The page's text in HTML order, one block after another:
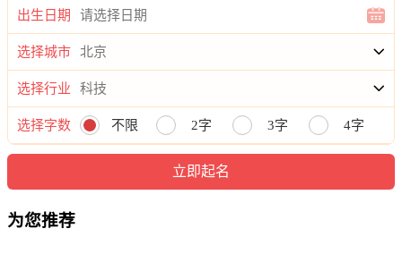
出生日期
选择城市
选择行业
选择字数 不限 2字 3字 4字
为您推荐